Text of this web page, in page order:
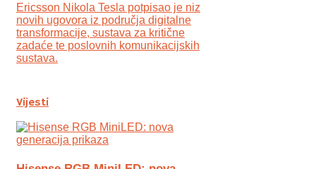
Ericsson Nikola Tesla potpisao je niz
novih ugovora iz područja digitalne
transformacije, sustava za kritične
zadaće te poslovnih komunikacijskih
sustava.
Vijesti